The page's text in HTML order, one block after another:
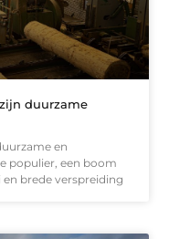
duurzame
en
populier, een boom
brede verspreiding